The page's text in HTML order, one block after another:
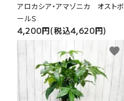
アロカシア・アマゾニカ オストボ
ールＳ
4,200円(税込4,620円)
favorite